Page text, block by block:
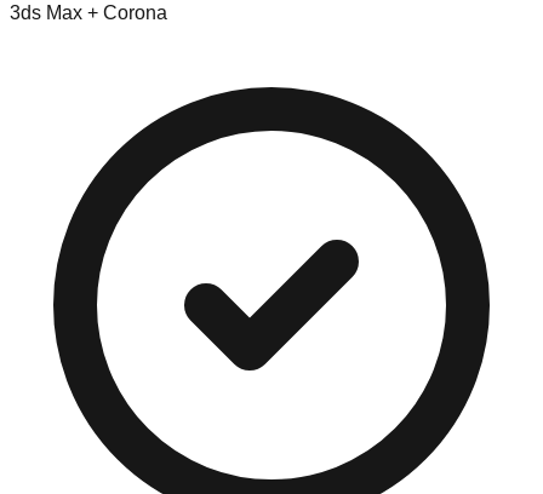
3ds Max + Corona